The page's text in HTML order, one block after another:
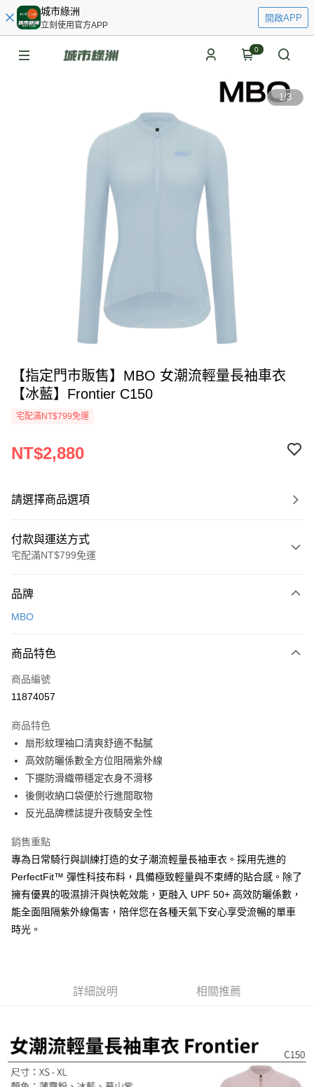
城市綠洲
立刻使用官方APP
開啟APP
0
1/3
【指定門市販售】MBO 女潮流輕量長袖車衣
【冰藍】Frontier C150
宅配滿NT$799免運
NT$2,880
請選擇商品選項
付款與運送方式
宅配滿NT$799免運
信用卡一次付款
Apple Pay
街口支付
Google Pay
全盈+PAY
AFTEE先享後付
相關說明
【關於「AFTEE先享後付」】
便利好安心！
１．簡單：不需註冊會員、不需綁卡、不需儲值。
２．便利：只要手機號碼，簡訊認證，即可結帳。
３．安心：先確認商品／服務後，再付款。
【「AFTEE先享後付」結帳流程】
１．於結帳方式選擇「AFTEE先享後付」後，將跳轉至「AFTEE先享後付」
結帳頁面，進行簡訊認證並確認金額後，即可完成結帳。
購買商品的店家。未經商家同意取消之訂單仍視為有效，需透過AFTEE先享
客戶支援中心」https://netprotections.freshdesk.com/support/home
【注意事項】
１．透過由恩沛科技股份有限公司提供之「AFTEE先享後付」服務完成之交
運送方式
付款後門市自取
品牌
MBO
商品特色
商品編號
11874057
商品特色
扇形紋理袖口清爽舒適不黏膩
高效防曬係數全方位阻隔紫外線
下擺防滑織帶穩定衣身不滑移
後側收納口袋便於行進間取物
反光品牌標誌提升夜騎安全性
銷售重點
專為日常騎行與訓練打造的女子潮流輕量長袖車衣。採用先進的
PerfectFit™ 彈性科技布料，具備極致輕量與不束縛的貼合感。除了
擁有優異的吸濕排汗與快乾效能，更融入 UPF 50+ 高效防曬係數，
能全面阻隔紫外線傷害，陪伴您在各種天氣下安心享受流暢的單車
時光。
詳細說明 相關推薦